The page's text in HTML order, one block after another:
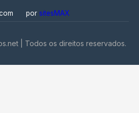
por sitesMAX
| Todos os direitos reservados.